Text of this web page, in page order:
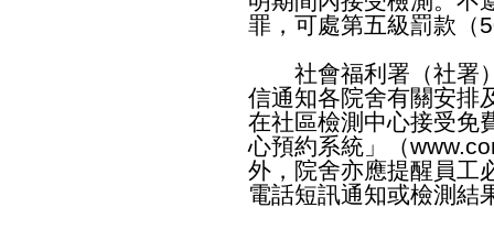
罪，可處第五級罰款（
社會福利署（社署）
信通知各院舍有關安排
在社區檢測中心接受免
心預約系統」（
外，院舍亦應提醒員工
電話短訊通知或檢測結